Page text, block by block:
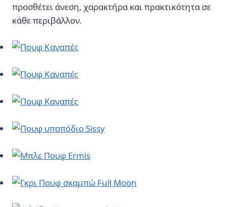
προσθέτει άνεση, χαρακτήρα και πρακτικότητα σε
κάθε περιβάλλον.